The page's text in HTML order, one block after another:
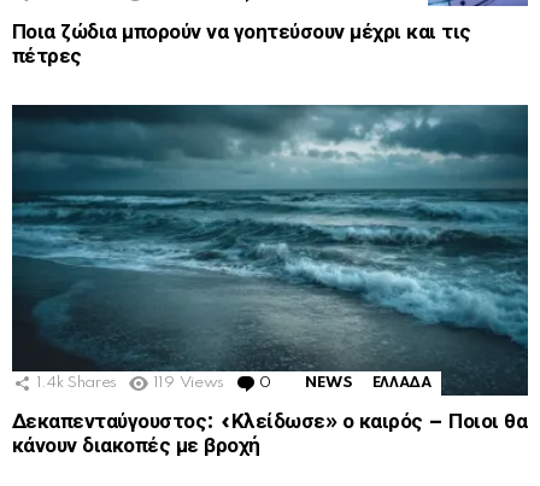
Ποια ζώδια μπορούν να γοητεύσουν μέχρι και τις
πέτρες
1.4k Shares 119 Views 0 Comments
NEWS ΕΛΛΑΔΑ
Δεκαπενταύγουστος: «Κλείδωσε» ο καιρός – Ποιοι θα
κάνουν διακοπές με βροχή